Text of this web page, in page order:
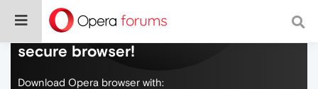
Do more on the web, with a fast and
secure browser!
Download Opera browser with: